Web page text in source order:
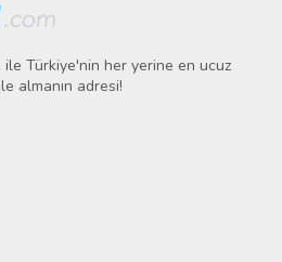
Türkiye'nin her yerine en ucuz
almanın adresi!